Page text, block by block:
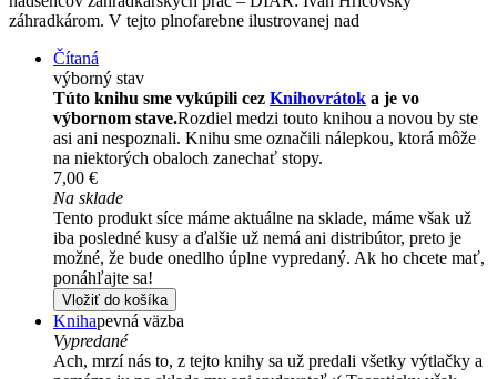
záhradkárom. V tejto plnofarebne ilustrovanej nad
Čítaná
výborný stav
Túto knihu sme vykúpili cez Knihovrátok a je vo
výbornom stave.Rozdiel medzi touto knihou a novou by ste
asi ani nespoznali. Knihu sme označili nálepkou, ktorá môže
na niektorých obaloch zanechať stopy.
7,00 €
Na sklade
Tento produkt síce máme aktuálne na sklade, máme však už
iba posledné kusy a ďalšie už nemá ani distribútor, preto je
možné, že bude onedlho úplne vypredaný. Ak ho chcete mať,
ponáhľajte sa!
Vložiť do košíka
Knihapevná väzba
Vypredané
Ach, mrzí nás to, z tejto knihy sa už predali všetky výtlačky a